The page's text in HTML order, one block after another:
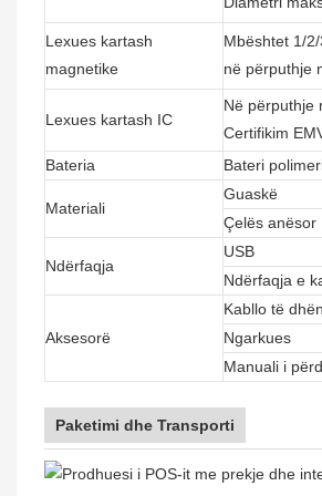
Lexues kartash
magnetike
Mbështet 1/
në përputhje
Lexues kartash IC
Në përputhje
Certifikim
Bateria
Bateri
Materiali
Guaskë
Çelës anësor
Ndërfaqja
USB
Ndërfaqja e
Aksesorë
Kabllo të
Ngarkues
Manuali i
Paketimi dhe Transporti